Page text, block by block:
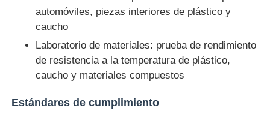
Equipos de prueba de calzado
Equipo de ensayo de materiales de construcción
Equipo de ensayo de envases
automóviles, piezas interiores de plástico y
caucho
Laboratorio de materiales: prueba de rendimiento
de resistencia a la temperatura de plástico,
caucho y materiales compuestos
Estándares de cumplimiento